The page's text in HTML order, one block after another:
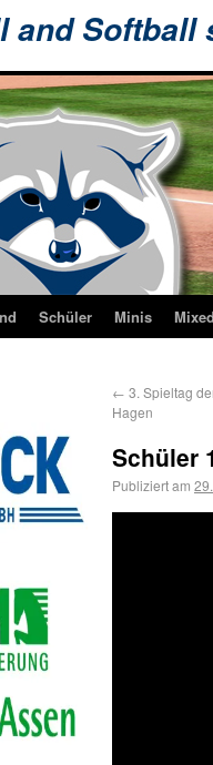
and Softball
Schüler Minis Mixed
← 3. Spieltag
Hagen
Schüler
Publiziert am